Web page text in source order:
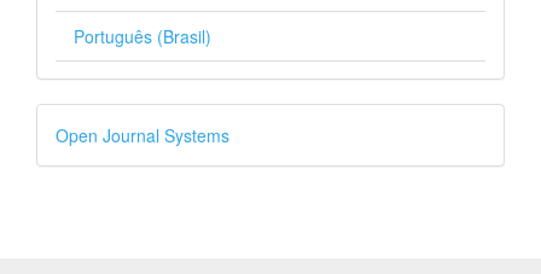
Português (Brasil)
Desenvolvido
por
Open Journal Systems